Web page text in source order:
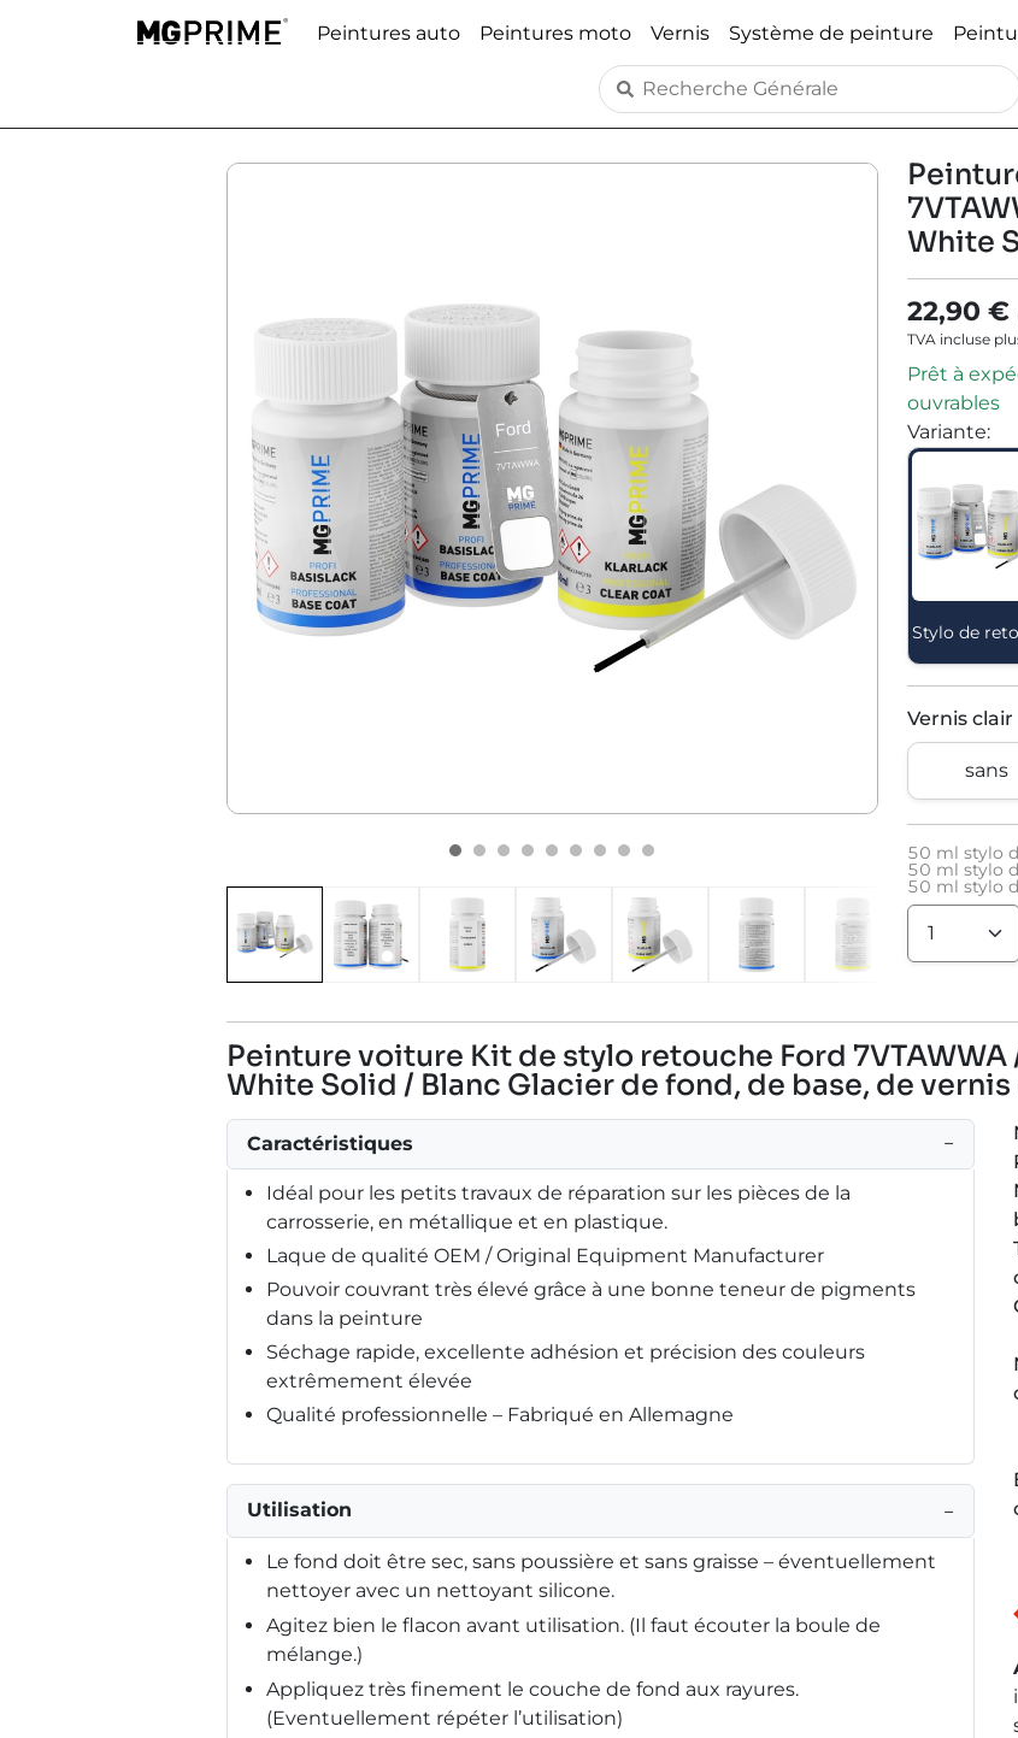
Peintures auto Peintures moto Vernis Système de peinture
White
22,90 €
TVA incluse
Prêt à
ouvrables
Variante:
Stylo de
Vernis clair
sans
50 ml stylo
50 ml stylo
50 ml stylo
Peinture voiture Kit de stylo retouche Ford 7VTAWWA
White Solid / Blanc Glacier de fond, de base, de
Caractéristiques −
Idéal pour les petits travaux de réparation sur les pièces de la
carrosserie, en métallique et en plastique.
Laque de qualité OEM / Original Equipment Manufacturer
Pouvoir couvrant très élevé grâce à une bonne teneur de pigments
dans la peinture
Séchage rapide, excellente adhésion et précision des couleurs
extrêmement élevée
Qualité professionnelle – Fabriqué en Allemagne
Utilisation −
Le fond doit être sec, sans poussière et sans graisse – éventuellement
nettoyer avec un nettoyant silicone.
Agitez bien le flacon avant utilisation. (Il faut écouter la boule de
mélange.)
Appliquez très finement le couche de fond aux rayures.
(Eventuellement répéter l’utilisation)